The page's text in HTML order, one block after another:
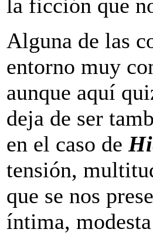
la ficción que
Alguna de las
entorno muy
aunque aquí
deja de ser
en el caso de
tensión,
que se nos
íntima,